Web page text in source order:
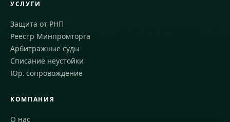
УСЛУГИ
Защита от РНП
Реестр Минпромторга
Арбитражные суды
Списание неустойки
Юр. сопровождение
КОМПАНИЯ
О нас